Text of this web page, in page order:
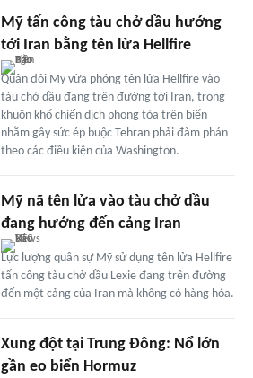
Mỹ tấn công tàu chở dầu hướng
tới Iran bằng tên lửa Hellfire
Quân đội Mỹ vừa phóng tên lửa Hellfire vào
tàu chở dầu đang trên đường tới Iran, trong
khuôn khổ chiến dịch phong tỏa trên biển
nhằm gây sức ép buộc Tehran phải đàm phán
theo các điều kiện của Washington.
Mỹ nã tên lửa vào tàu chở dầu
đang hướng đến cảng Iran
Lực lượng quân sự Mỹ sử dụng tên lửa Hellfire
tấn công tàu chở dầu Lexie đang trên đường
đến một cảng của Iran mà không có hàng hóa.
Xung đột tại Trung Đông: Nổ lớn
gần eo biển Hormuz